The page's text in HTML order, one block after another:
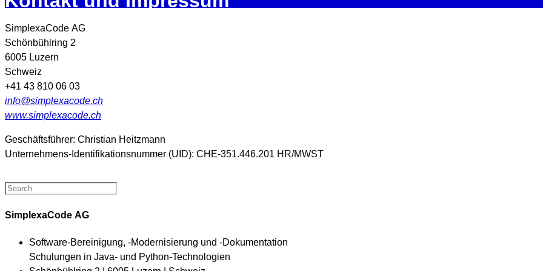
SimplexaCode AG
Schönbühlring 2
6005 Luzern
Schweiz
+41 43 810 06 03
info@simplexacode.ch
www.simplexacode.ch
Geschäftsführer: Christian Heitzmann
Unternehmens-Identifikationsnummer (UID): CHE-351.446.201 HR/MWST
SimplexaCode AG
Software-Bereinigung, ‑Modernisierung und ‑Dokumentation
Schulungen in Java- und Python-Technologien